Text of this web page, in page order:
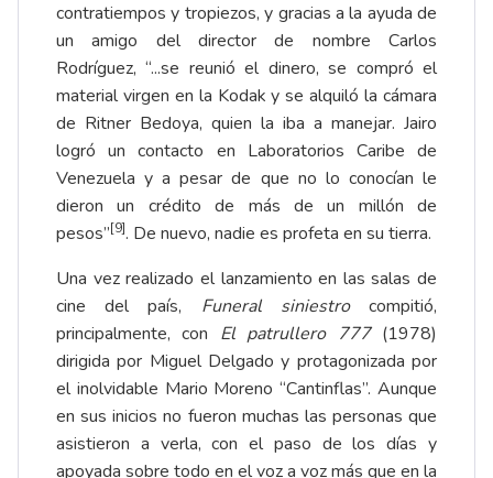
contratiempos y tropiezos, y gracias a la ayuda de
un amigo del director de nombre Carlos
Rodríguez, “...se reunió el dinero, se compró el
material virgen en la Kodak y se alquiló la cámara
de Ritner Bedoya, quien la iba a manejar. Jairo
logró un contacto en Laboratorios Caribe de
Venezuela y a pesar de que no lo conocían le
dieron un crédito de más de un millón de
pesos”[9]. De nuevo, nadie es profeta en su tierra.
Una vez realizado el lanzamiento en las salas de
cine del país, Funeral siniestrocompitió,
principalmente, con El patrullero 777(1978)
dirigida por Miguel Delgado y protagonizada por
el inolvidable Mario Moreno “Cantinflas”. Aunque
en sus inicios no fueron muchas las personas que
asistieron a verla, con el paso de los días y
apoyada sobre todo en el voz a voz más que en la